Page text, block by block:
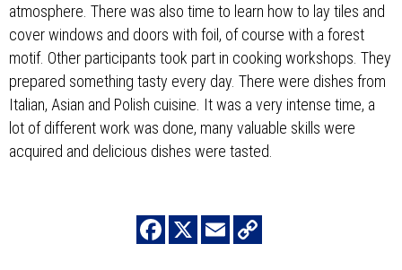
atmosphere. There was also time to learn how to lay tiles and
cover windows and doors with foil, of course with a forest
motif. Other participants took part in cooking workshops. They
prepared something tasty every day. There were dishes from
Italian, Asian and Polish cuisine. It was a very intense time, a
lot of different work was done, many valuable skills were
acquired and delicious dishes were tasted.